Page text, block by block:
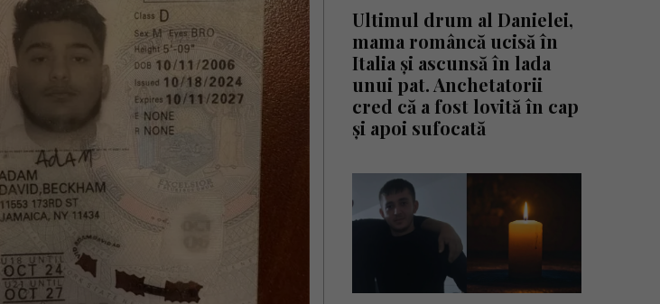
Ultimul drum al Danielei,
mama româncă ucisă în
Italia și ascunsă în lada
unui pat. Anchetatorii
cred că a fost lovită în cap
și apoi sufocată